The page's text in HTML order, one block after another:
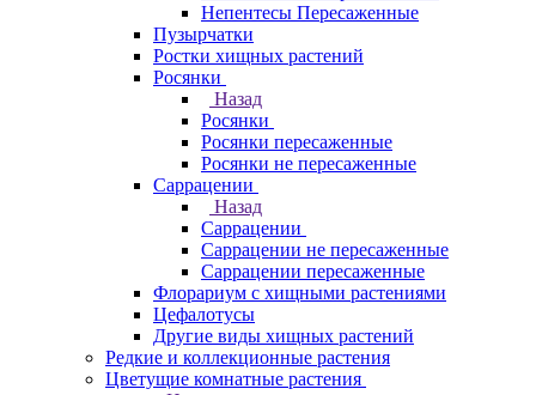
Непентесы Пересаженные
Пузырчатки
Ростки хищных растений
Росянки
Назад
Росянки
Росянки пересаженные
Росянки не пересаженные
Саррацении
Назад
Саррацении
Саррацении не пересаженные
Саррацении пересаженные
Флорариум с хищными растениями
Цефалотусы
Другие виды хищных растений
Редкие и коллекционные растения
Цветущие комнатные растения